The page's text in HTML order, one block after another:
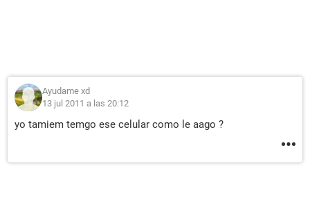
Ayudame xd
13 jul 2011 a las 20:12
yo tamiem temgo ese celular como le aago ?